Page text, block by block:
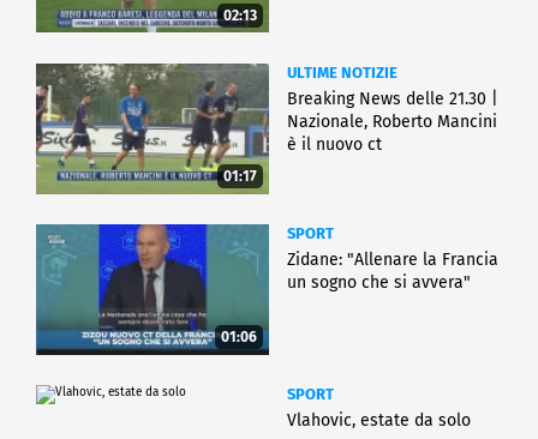
02:13
01:17
ULTIME NOTIZIE
Breaking News delle 21.30 |
Nazionale, Roberto Mancini
è il nuovo ct
01:06
SPORT
Zidane: "Allenare la Francia
un sogno che si avvera"
SPORT
Vlahovic, estate da solo